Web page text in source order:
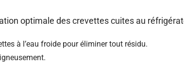
optimale des crevettes cuites au
à l’eau froide pour éliminer tout résidu.